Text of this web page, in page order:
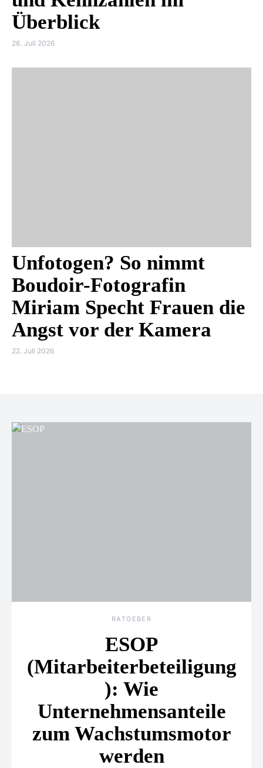
Überblick
26. Juli 2026
Unfotogen? So nimmt
Boudoir-Fotografin
Miriam Specht Frauen die
Angst vor der Kamera
22. Juli 2026
RATGEBER
ESOP
(Mitarbeiterbeteiligung
): Wie
Unternehmensanteile
zum Wachstumsmotor
werden